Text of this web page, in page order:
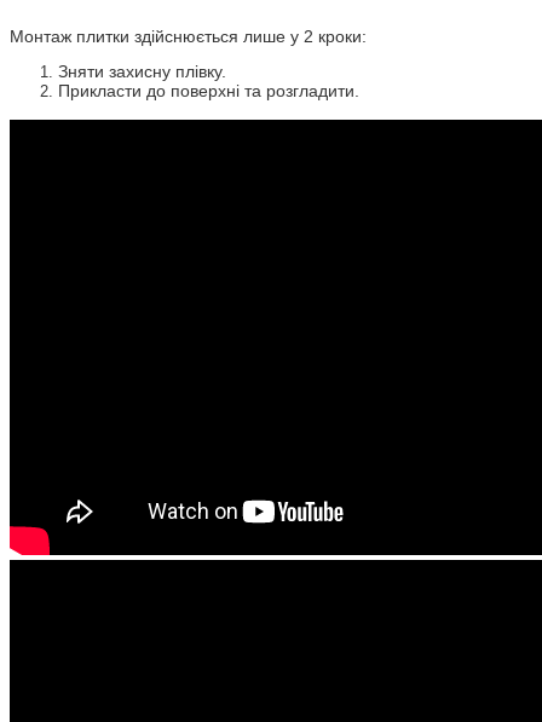
Монтаж плитки здійснюється лише у 2 кроки:
Зняти захисну плівку.
Прикласти до поверхні та розгладити.